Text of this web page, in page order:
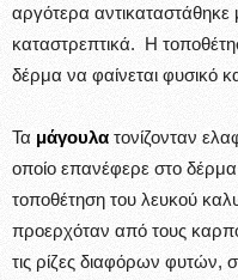
αργότερα αντικαταστάθηκε
καταστρεπτικά. Η
δέρμα να φαίνεται φυσικό
Τα μάγουλα τονίζονταν
οποίο επανέφερε στο δέρμα
τοποθέτηση του λευκού
προερχόταν από τους
τις ρίζες διαφόρων φυτών,